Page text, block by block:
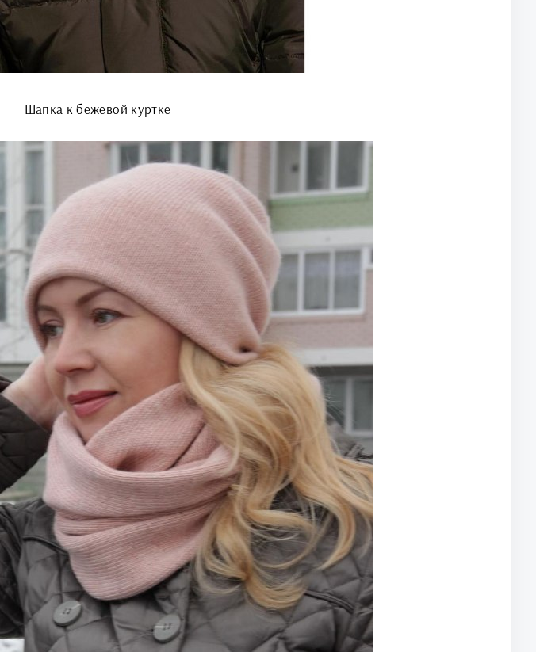
Шапка к бежевой куртке